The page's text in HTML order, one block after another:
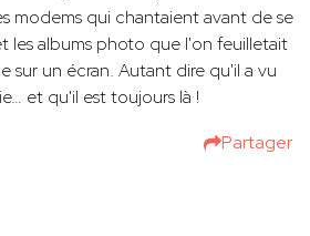
modems qui chantaient avant de se
les albums photo que l'on feuilletait
sur un écran. Autant dire qu'il a vu
et qu'il est toujours là !
Partager